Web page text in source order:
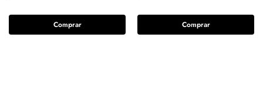
Comprar Comprar